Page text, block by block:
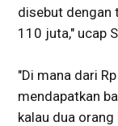
disebut dengan
110 juta," ucap
"Di mana dari
mendapatkan
kalau dua